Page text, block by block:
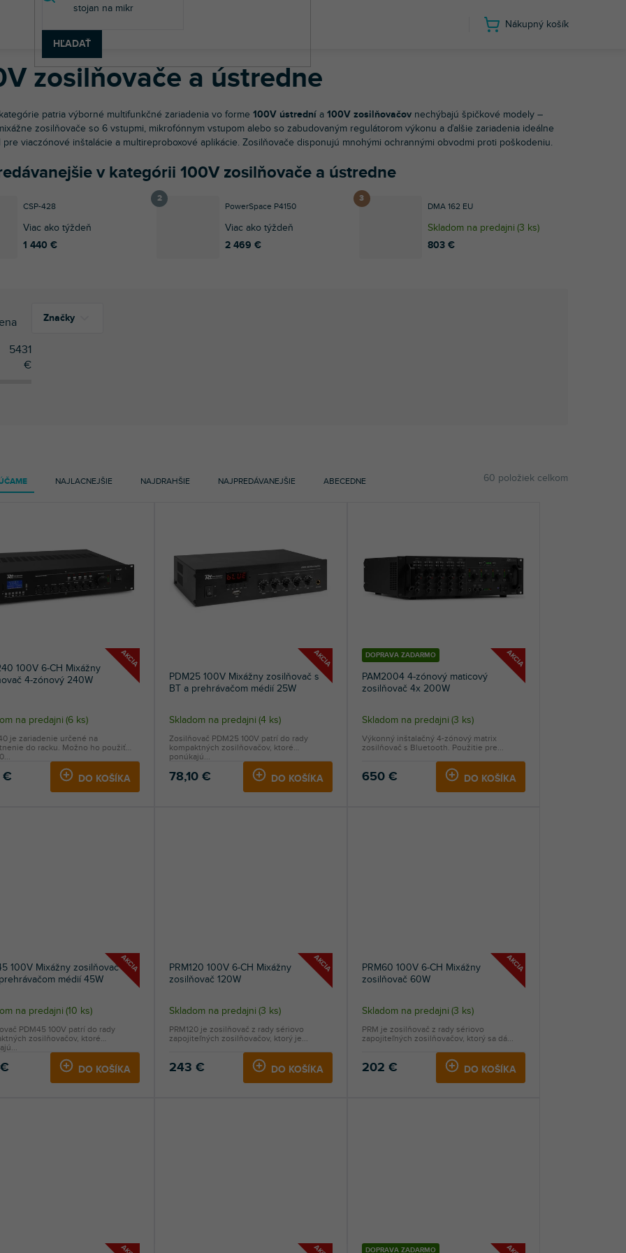
HĽADAŤ
Nákupný košík
technika Inštalačné reproboxy a zosilňovače
zosilňovače a ústredne
patria výborné multifunkčné zariadenia vo forme 100V ústrední a 100V zosilňovačov nechýbajú špičkové modely –
zosilňovače so 6 vstupmi, mikrofónnym vstupom alebo so zabudovaným regulátorom výkonu a ďalšie zariadenia ideálne
pre viaczónové inštalácie a multireproboxové aplikácie. Zosilňovače disponujú mnohými ochrannými obvodmi proti poškodeniu.
v kategórii 100V zosilňovače a ústredne
CSP-428
Viac ako týždeň
1 440 €
PowerSpace P4150
Viac ako týždeň
2 469 €
DMA 162 EU
Skladom na predajni (3 ks)
803 €
NAJLACNEJŠIE NAJDRAHŠIE NAJPREDÁVANEJŠIE ABECEDNE 60 položiek celkom
5431
€
Značky
AKCIA
100V 6-CH Mixážny
4-zónový 240W
na predajni (6 ks)
€ DO KOŠÍKA
je zariadenie určené na
do racku. Možno ho použiť
AKCIA
PDM25 100V Mixážny zosilňovač s
BT a prehrávačom médií 25W
Skladom na predajni (4 ks)
78,10 € DO KOŠÍKA
Zosilňovač PDM25 100V patrí do rady
kompaktných zosilňovačov, ktoré
ponúkajú...
AKCIA
DOPRAVA ZADARMO
PAM2004 4-zónový maticový
zosilňovač 4x 200W
Skladom na predajni (3 ks)
650 € DO KOŠÍKA
Výkonný inštalačný 4-zónový matrix
zosilňovač s Bluetooth. Použitie pre...
AKCIA
100V Mixážny zosilňovač s
médií 45W
na predajni (10 ks)
DO KOŠÍKA
PDM45 100V patrí do rady
zosilňovačov, ktoré
AKCIA
PRM120 100V 6-CH Mixážny
zosilňovač 120W
Skladom na predajni (3 ks)
243 € DO KOŠÍKA
PRM120 je zosilňovač z rady sériovo
zapojiteľných zosilňovačov, ktorý je...
AKCIA
PRM60 100V 6-CH Mixážny
zosilňovač 60W
Skladom na predajni (3 ks)
202 € DO KOŠÍKA
PRM je zosilňovač z rady sériovo
zapojiteľných zosilňovačov, ktorý sa dá...
DOPRAVA ZADARMO